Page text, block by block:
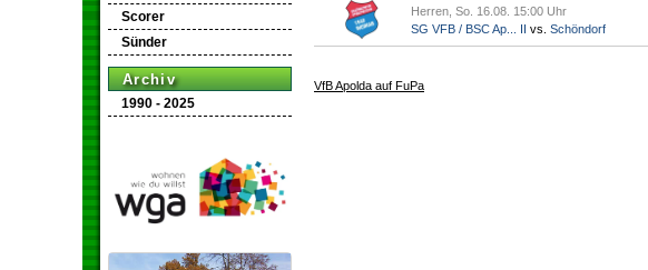
Scorer
Sünder
Archiv
1990 - 2025
Herren, So. 16.08. 15:00 Uhr
SG VFB / BSC Ap... II vs. Schöndorf
VfB Apolda auf FuPa